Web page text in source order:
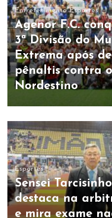
Entretenimento Esportes
Agenor F.C.
3ª Divisão do
Extrema após
pênaltis contra
Nordestino
Esportes
Sensei
destaca na
e mira exame